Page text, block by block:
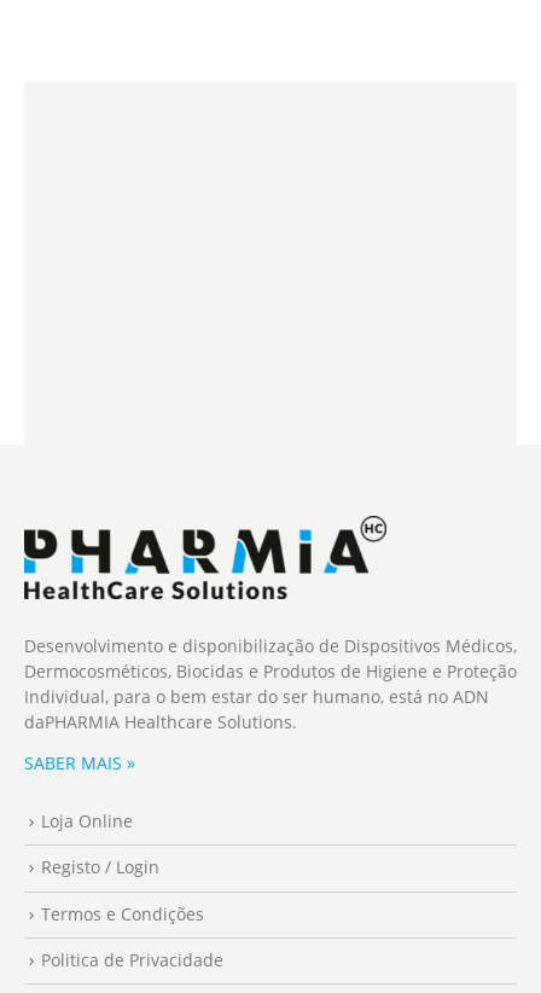
Desenvolvimento e disponibilização de Dispositivos Médicos,
Dermocosméticos, Biocidas e Produtos de Higiene e Proteção
Individual, para o bem estar do ser humano, está no ADN
daPHARMIA Healthcare Solutions.
SABER MAIS »
Loja Online
Registo / Login
Termos e Condições
Politica de Privacidade